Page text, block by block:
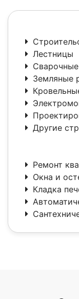
Лестницы
Земляные
Другие
Ремонт
Окна и
Кладка